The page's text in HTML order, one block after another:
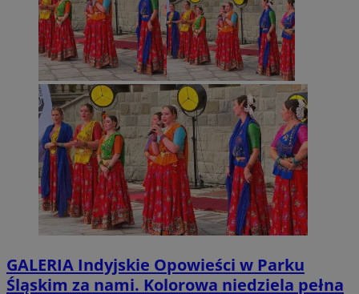
GALERIA Indyjskie Opowieści w Parku
Śląskim za nami. Kolorowa niedziela pełna